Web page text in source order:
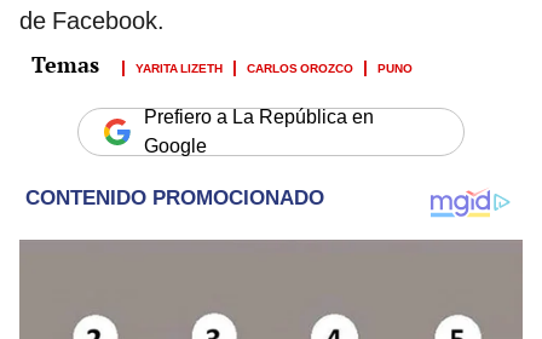
de Facebook.
YARITA LIZETH CARLOS OROZCO PUNO
Prefiero a La República en
Google